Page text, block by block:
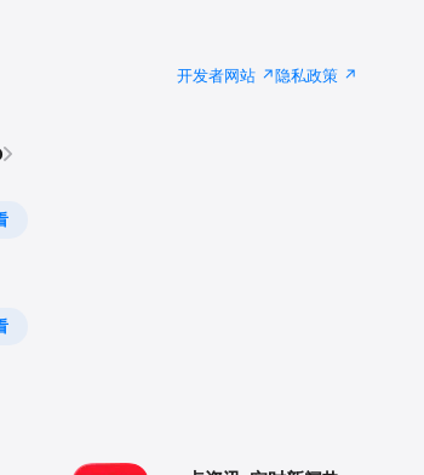
开发者网站 隐私政策